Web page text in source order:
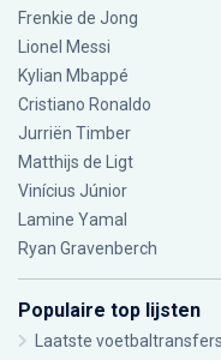
Frenkie de Jong
Lionel Messi
Kylian Mbappé
Cristiano Ronaldo
Jurriën Timber
Matthijs de Ligt
Vinícius Júnior
Lamine Yamal
Ryan Gravenberch
Populaire top lijsten
Laatste voetbaltransfers